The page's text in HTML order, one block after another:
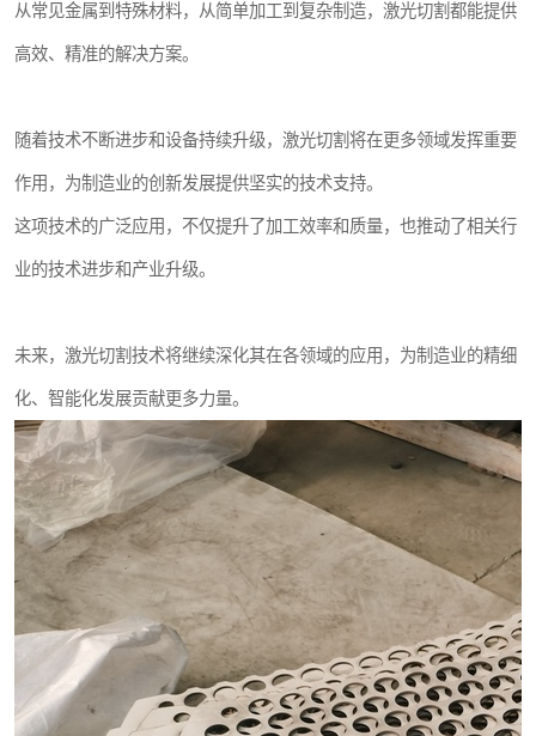
从常见金属到特殊材料，从简单加工到复杂制造，激光切割都能提供
高效、精准的解决方案。
随着技术不断进步和设备持续升级，激光切割将在更多领域发挥重要
作用，为制造业的创新发展提供坚实的技术支持。
这项技术的广泛应用，不仅提升了加工效率和质量，也推动了相关行
业的技术进步和产业升级。
未来，激光切割技术将继续深化其在各领域的应用，为制造业的精细
化、智能化发展贡献更多力量。